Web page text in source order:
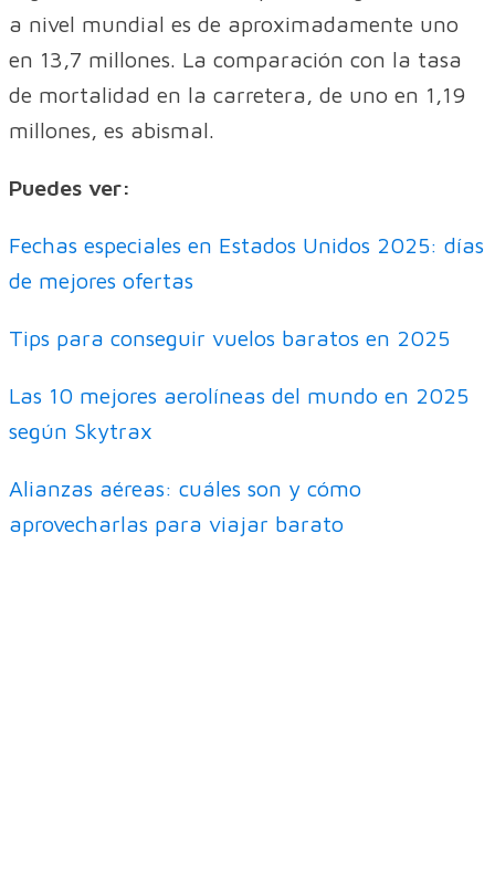
a nivel mundial es de aproximadamente uno
en 13,7 millones. La comparación con la tasa
de mortalidad en la carretera, de uno en 1,19
millones, es abismal.
Puedes ver:
Fechas especiales en Estados Unidos 2025: días
de mejores ofertas
Tips para conseguir vuelos baratos en 2025
Las 10 mejores aerolíneas del mundo en 2025
según Skytrax
Alianzas aéreas: cuáles son y cómo
aprovecharlas para viajar barato